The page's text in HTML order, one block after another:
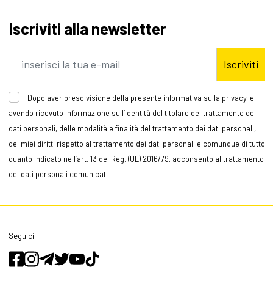
Iscriviti alla newsletter
Iscriviti
Dopo aver preso visione della presente informativa sulla privacy, e
avendo ricevuto informazione sull’identità del titolare del trattamento dei
dati personali, delle modalità e finalità del trattamento dei dati personali,
dei miei diritti rispetto al trattamento dei dati personali e comunque di tutto
quanto indicato nell’art. 13 del Reg. (UE) 2016/79, acconsento al trattamento
dei dati personali comunicati
Seguici